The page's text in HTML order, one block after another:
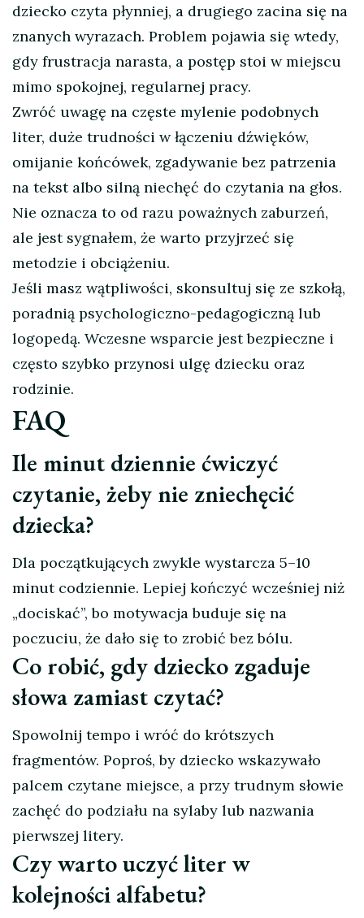
dziecko czyta płynniej, a drugiego zacina się na
znanych wyrazach. Problem pojawia się wtedy,
gdy frustracja narasta, a postęp stoi w miejscu
mimo spokojnej, regularnej pracy.
Zwróć uwagę na częste mylenie podobnych
liter, duże trudności w łączeniu dźwięków,
omijanie końcówek, zgadywanie bez patrzenia
na tekst albo silną niechęć do czytania na głos.
Nie oznacza to od razu poważnych zaburzeń,
ale jest sygnałem, że warto przyjrzeć się
metodzie i obciążeniu.
Jeśli masz wątpliwości, skonsultuj się ze szkołą,
poradnią psychologiczno-pedagogiczną lub
logopedą. Wczesne wsparcie jest bezpieczne i
często szybko przynosi ulgę dziecku oraz
rodzinie.
FAQ
Ile minut dziennie ćwiczyć
czytanie, żeby nie zniechęcić
dziecka?
Dla początkujących zwykle wystarcza 5–10
minut codziennie. Lepiej kończyć wcześniej niż
„dociskać”, bo motywacja buduje się na
poczuciu, że dało się to zrobić bez bólu.
Co robić, gdy dziecko zgaduje
słowa zamiast czytać?
Spowolnij tempo i wróć do krótszych
fragmentów. Poproś, by dziecko wskazywało
palcem czytane miejsce, a przy trudnym słowie
zachęć do podziału na sylaby lub nazwania
pierwszej litery.
Czy warto uczyć liter w
kolejności alfabetu?